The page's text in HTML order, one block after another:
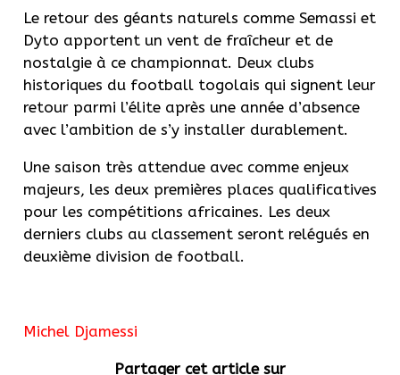
Le retour des géants naturels comme Semassi et
Dyto apportent un vent de fraîcheur et de
nostalgie à ce championnat. Deux clubs
historiques du football togolais qui signent leur
retour parmi l’élite après une année d’absence
avec l’ambition de s’y installer durablement.
Une saison très attendue avec comme enjeux
majeurs, les deux premières places qualificatives
pour les compétitions africaines. Les deux
derniers clubs au classement seront relégués en
deuxième division de football.
Michel Djamessi
Partager cet article sur